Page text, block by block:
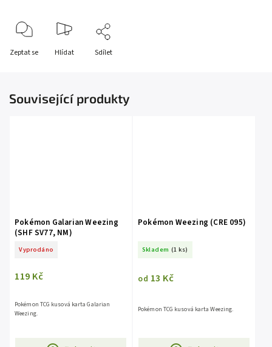
Zeptat se Hlídat Sdílet
Související produkty
Pokémon Galarian Weezing
(SHF SV77, NM)
Vyprodáno
119 Kč
Pokémon TCG kusová karta Galarian
Weezing.
Pokémon Weezing (CRE 095)
Skladem (1 ks)
od 13 Kč
Pokémon TCG kusová karta Weezing.